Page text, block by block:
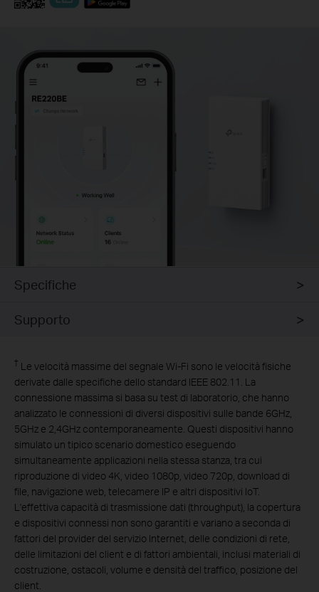
Specifiche
Supporto
† Le velocità massime del segnale Wi-Fi sono le velocità fisiche
derivate dalle specifiche dello standard IEEE 802.11. La
connessione massima si basa su test di laboratorio, che hanno
analizzato le connessioni di diversi dispositivi sulle bande 6GHz,
5GHz e 2,4GHz contemporaneamente. Questi dispositivi hanno
simulato un tipico scenario domestico eseguendo
simultaneamente applicazioni nella stessa stanza, tra cui
riproduzione di video 4K, video 1080p, video 720p, download di
file, navigazione web, telecamere IP e altri dispositivi IoT.
L'effettiva capacità di trasmissione dati (throughput), la copertura
e dispositivi connessi non sono garantiti e variano a seconda di
fattori del provider del servizio Internet, delle condizioni di rete,
delle limitazioni del client e di fattori ambientali, inclusi materiali di
costruzione, ostacoli, volume e densità del traffico, posizione del
client.